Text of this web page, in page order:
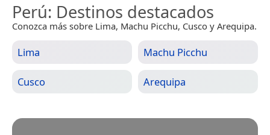
Perú: Destinos destacados
Conozca más sobre Lima, Machu Picchu, Cusco y Arequipa.
Lima Machu Picchu
Cusco Arequipa